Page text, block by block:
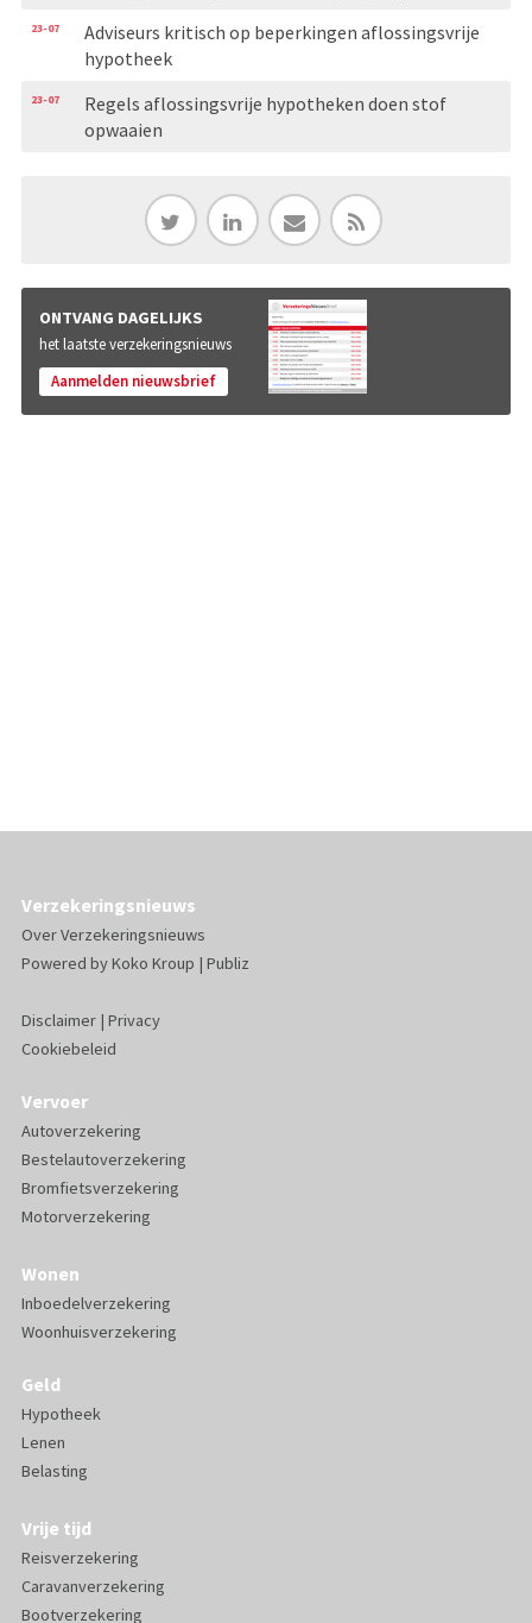
23-07
Adviseurs kritisch op beperkingen aflossingsvrije
hypotheek
23-07
Regels aflossingsvrije hypotheken doen stof
opwaaien
ONTVANG DAGELIJKS
het laatste verzekeringsnieuws
Aanmelden nieuwsbrief
Verzekeringsnieuws
Over Verzekeringsnieuws
Powered byKoko Kroup | Publiz
Disclaimer| Privacy
Cookiebeleid
Vervoer
Autoverzekering
Bestelautoverzekering
Bromfietsverzekering
Motorverzekering
Wonen
Inboedelverzekering
Woonhuisverzekering
Geld
Hypotheek
Lenen
Belasting
Vrije tijd
Reisverzekering
Caravanverzekering
Bootverzekering